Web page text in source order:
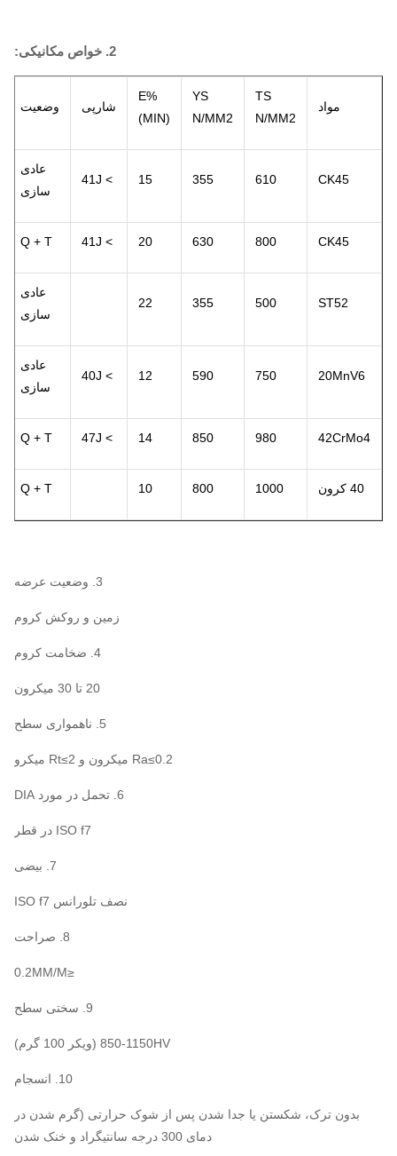
2. خواص مکانیکی:
مواد
TS
N/MM2
YS
N/MM2
E%
(MIN)
شارپی وضعیت
CK45
610
355
15
> 41J
عادی
سازی
CK45
800
630
20
> 41J
Q + T
ST52
500
355
22
عادی
سازی
20MnV6
750
590
12
> 40J
عادی
سازی
42CrMo4
980
850
14
> 47J
Q + T
40 کرون 1000
800
10
Q + T
3. وضعیت عرضه
زمین و روکش کروم
4. ضخامت کروم
20 تا 30 میکرون
5. ناهمواری سطح
Ra≤0.2 میکرون و Rt≤2 میکرو
6. تحمل در مورد DIA
ISO f7 در قطر
7. بیضی
نصف تلورانس ISO f7
8. صراحت
≤0.2MM/M
9. سختی سطح
850-1150HV (ویکر 100 گرم)
10. انسجام
بدون ترک، شکستن یا جدا شدن پس از شوک حرارتی (گرم شدن در
دمای 300 درجه سانتیگراد و خنک شدن